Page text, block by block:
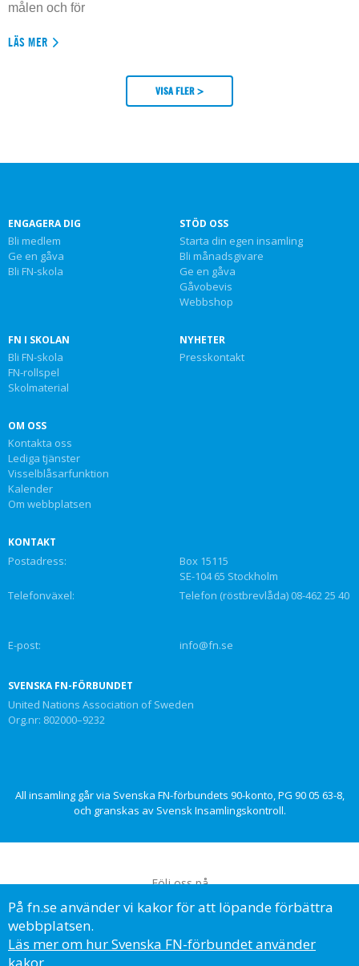
målen och för
LÄS MER
VISA FLER >
ENGAGERA DIG
Bli medlem
Ge en gåva
Bli FN-skola
STÖD OSS
Starta din egen insamling
Bli månadsgivare
Ge en gåva
Gåvobevis
Webbshop
FN I SKOLAN
Bli FN-skola
FN-rollspel
Skolmaterial
NYHETER
Presskontakt
OM OSS
Kontakta oss
Lediga tjänster
Visselblåsarfunktion
Kalender
Om webbplatsen
KONTAKT
Postadress:
Box 15115
SE-104 65 Stockholm
Telefonväxel:
Telefon (röstbrevlåda) 08-462 25 40
E-post: info@fn.se
SVENSKA FN-FÖRBUNDET
United Nations Association of Sweden
Org.nr: 802000–9232
All insamling går via Svenska FN-förbundets 90-konto, PG 90 05 63-8,
och granskas av Svensk Insamlingskontroll.
Följ oss på
På fn.se använder vi kakor för att löpande förbättra
webbplatsen.
Läs mer om hur Svenska FN-förbundet använder